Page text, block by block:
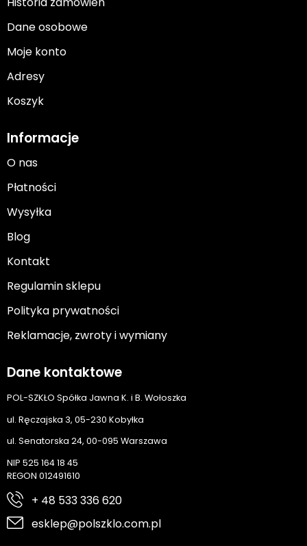
Dane osobowe
Moje konto
Adresy
Koszyk
Informacje
O nas
Płatności
Wysyłka
Blog
Kontakt
Regulamin sklepu
Polityka prywatności
Reklamacje, zwroty i wymiany
Dane kontaktowe
POL-SZKŁO Spółka Jawna K. i B. Wołoszka
ul. Ręczajska 3, 05-230 Kobyłka
ul. Senatorska 24, 00-095 Warszawa
NIP 525 164 18 45
REGON 012491610
+ 48 533 336 620
esklep@polszklo.com.pl